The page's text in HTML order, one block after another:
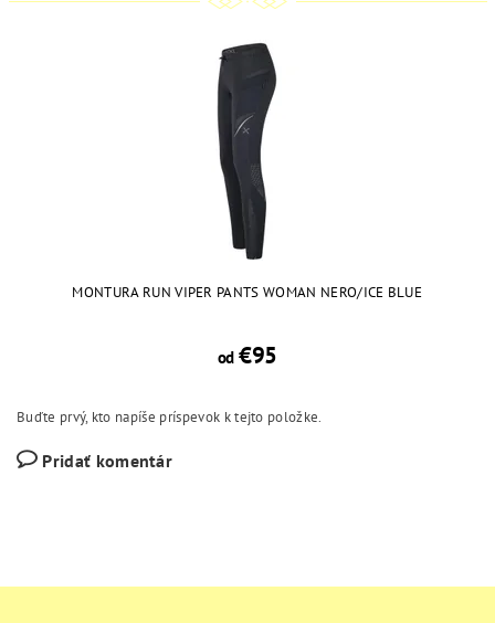
MONTURA RUN VIPER PANTS WOMAN NERO/ICE BLUE
od€95
Buďte prvý, kto napíše príspevok k tejto položke.
Pridať komentár